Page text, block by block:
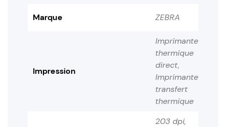
Marque ZEBRA
Impression
Imprimante
thermique
direct,
Imprimante
transfert
thermique
203 dpi,